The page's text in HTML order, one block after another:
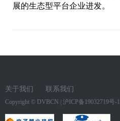
展的生态型平台企业进发。
关于我们 联系我们
Copyright © DVBCN 沪ICP备19032719号-1